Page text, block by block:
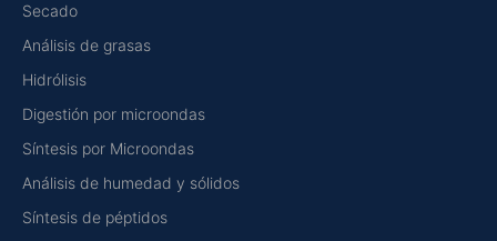
Secado
Análisis de grasas
Hidrólisis
Digestión por microondas
Síntesis por Microondas
Análisis de humedad y sólidos
Síntesis de péptidos